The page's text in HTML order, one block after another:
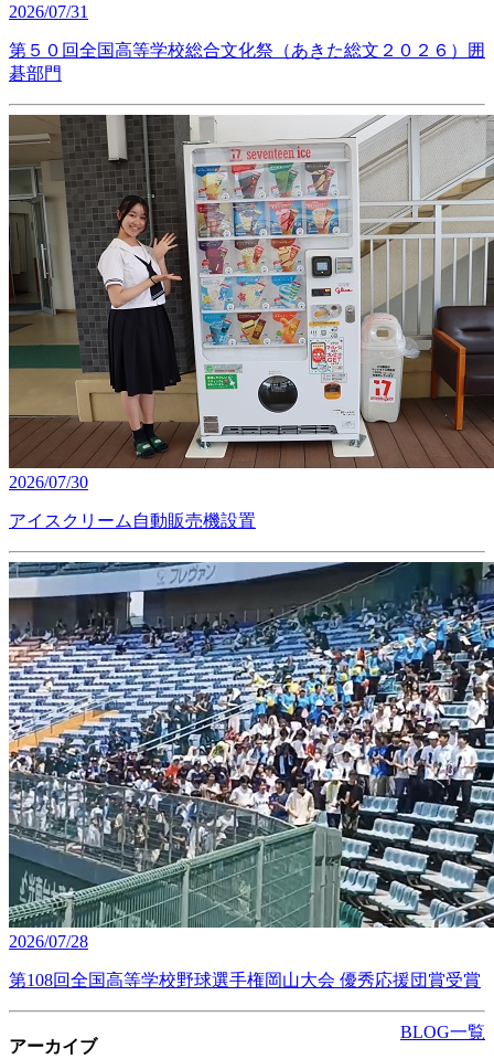
2026/07/31
第５０回全国高等学校総合文化祭（あきた総文２０２６）囲
碁部門
2026/07/30
アイスクリーム自動販売機設置
2026/07/28
第108回全国高等学校野球選手権岡山大会 優秀応援団賞受賞
BLOG一覧
アーカイブ